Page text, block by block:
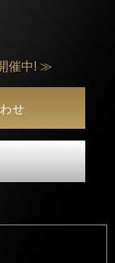
催中! ≫
せ